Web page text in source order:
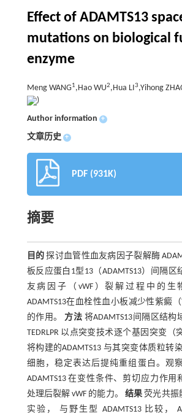
Effect of ADAMTS13
mutations on biological
enzyme
Meng WANG1,Hao WU2,Hua LI3,Yihong
)
Author information +
文章历史 +
PDF (931K)
摘要
目的 探讨血管性血友病因子裂解酶
板反应蛋白1型13（ADAMTS13）间隔
友病因子（vWF）裂解过程中的生
ADAMTS13在血栓性血小板减少性紫癜
的作用。方法 将ADAMTS13间隔区结
TEDRLPR 以点突变技术逐个基因突变（
将构建的ADAMTS13 与其突变体质粒转
细胞，稳定表达后提纯重组蛋白。观
ADAMTS13 在变性条件、剪切应力作用
处理后裂解 vWF 的能力。 结果 荧光共振
实验， 与野生型 ADAMTS13 比较，